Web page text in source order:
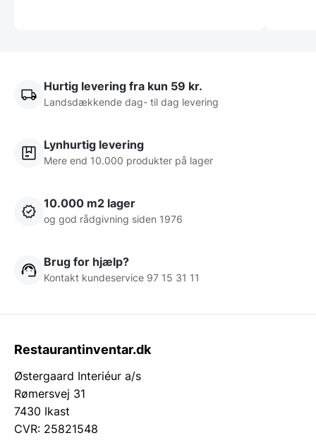
Hurtig levering fra kun 59 kr.
Landsdækkende dag- til dag levering
Lynhurtig levering
Mere end 10.000 produkter på lager
10.000 m2 lager
og god rådgivning siden 1976
Brug for hjælp?
Kontakt kundeservice 97 15 31 11
Restaurantinventar.dk
Østergaard Interiéur a/s
Rømersvej 31
7430 Ikast
CVR: 25821548